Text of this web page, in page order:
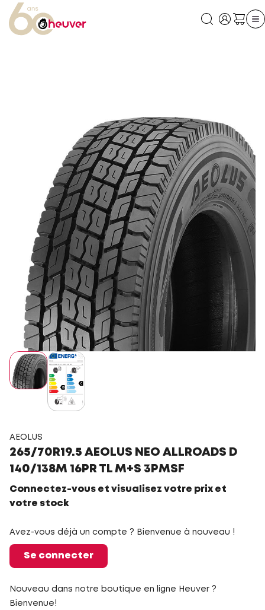
AEOLUS
265/70R19.5 AEOLUS NEO ALLROADS D
140/138M 16PR TL M+S 3PMSF
Connectez-vous et visualisez votre prix et
votre stock
Avez-vous déjà un compte ? Bienvenue à nouveau !
Se connecter
Nouveau dans notre boutique en ligne Heuver ?
Bienvenue!